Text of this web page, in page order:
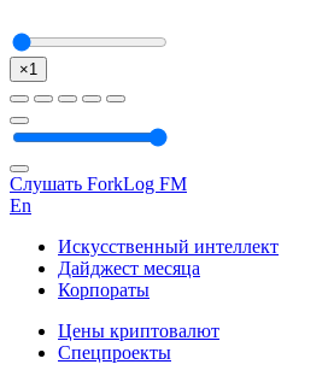
×1
Слушать ForkLog FM
En
Искусственный интеллект
Дайджест месяца
Корпораты
Цены криптовалют
Спецпроекты